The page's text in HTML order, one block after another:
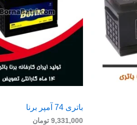
باتری 74 آمپر برنا
9,331,000 تومان